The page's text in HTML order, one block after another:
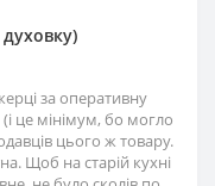
за оперативну
це мінімум, бо могло
цього ж товару.
Щоб на старій кухні